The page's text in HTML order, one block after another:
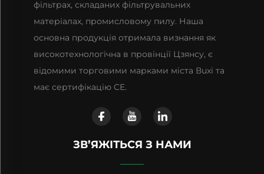
фільтрах, складаних фільтрувальних
матеріалах, промисловому пилу. Наша
основна продукція отримала визнання як
високотехнологічна в провінції Цзянсу, є
відомими торговими марками міста Вuxі та
має сертифікацію CE.
ЗВ’ЯЖІТЬСЯ З НАМИ